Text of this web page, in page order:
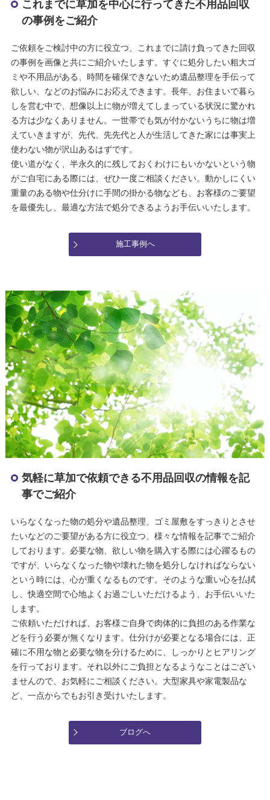
これまでに草加を中心に行ってきた不用品回収
の事例をご紹介
ご依頼をご検討中の方に役立つ、これまでに請け負ってきた回収
の事例を画像と共にご紹介いたします。すぐに処分したい粗大ゴ
ミや不用品がある、時間を確保できないため遺品整理を手伝って
欲しい、などのお悩みにお応えできます。長年、お住まいで暮ら
しを営む中で、想像以上に物が増えてしまっている状況に驚かれ
る方は少なくありません。一世帯でも気が付かないうちに物は増
えていきますが、先代、先先代と人が生活してきた家には事実上
使わない物が沢山あるはずです。
使い道がなく、半永久的に残しておくわけにもいかないという物
がご自宅にある際には、ぜひ一度ご相談ください。動かしにくい
重量のある物や仕分けに手間の掛かる物なども、お客様のご要望
を最優先し、最適な方法で処分できるようお手伝いいたします。
施工事例へ
気軽に草加で依頼できる不用品回収の情報を記
事でご紹介
いらなくなった物の処分や遺品整理、ゴミ屋敷をすっきりとさせ
たいなどのご要望がある方に役立つ、様々な情報を記事でご紹介
しております。必要な物、欲しい物を購入する際には心躍るもの
ですが、いらなくなった物や壊れた物を処分しなければならない
という時には、心が重くなるものです。そのような重い心を払拭
し、快適空間で心地よくお過ごしいただけるよう、お手伝いいた
します。
ご依頼いただければ、お客様ご自身で肉体的に負担のある作業な
どを行う必要が無くなります。仕分けが必要となる場合には、正
確に不用な物と必要な物を分けるために、しっかりとヒアリング
を行っております。それ以外にご負担となるようなことはござい
ませんので、お気軽にご相談ください。大型家具や家電製品な
ど、一点からでもお引き受けいたします。
ブログへ